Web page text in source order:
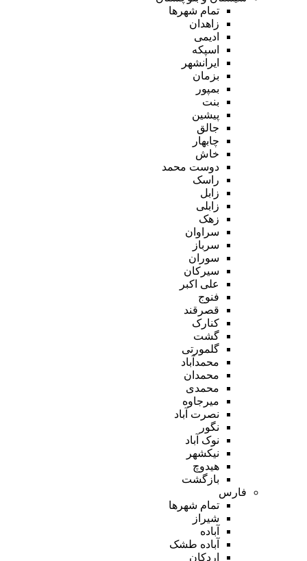
تمام شهر‌ها
زاهدان
ادیمی
اسپکه
ایرانشهر
بزمان
بمپور
بنت
پیشین
جالق
چابهار
خاش
دوست محمد
راسک
زابل
زابلی
زهک
سراوان
سرباز
سوران
سیرکان
علی اکبر
فنوج
قصرقند
کنارک
گشت
گلمورتی
محمدآباد
محمدان
محمدی
میرجاوه
نصرت آباد
نگور
نوک آباد
نیکشهر
هیدوچ
بازگشت
فارس
تمام شهر‌ها
شیراز
آباده
آباده طشک
اردکان